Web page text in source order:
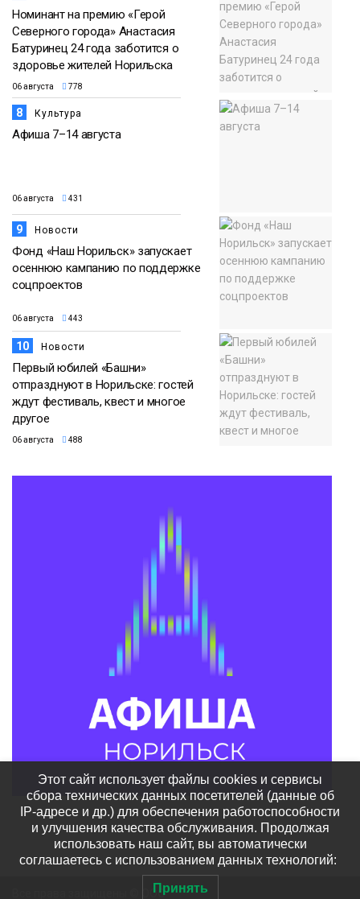
Номинант на премию «Герой
Северного города» Анастасия
Батуринец 24 года заботится о
здоровье жителей Норильска
06 августа 778
8 Культура
Афиша 7–14 августа
06 августа 431
9 Новости
Фонд «Наш Норильск» запускает
осеннюю кампанию по поддержке
соцпроектов
06 августа 443
10 Новости
Первый юбилей «Башни»
отпразднуют в Норильске: гостей
ждут фестиваль, квест и многое
другое
06 августа 488
Все права защищены © ООО
Этот сайт использует файлы cookies и сервисы
сбора технических данных посетителей (данные об
IP-адресе и др.) для обеспечения работоспособности
и улучшения качества обслуживания. Продолжая
использовать наш сайт, вы автоматически
соглашаетесь с использованием данных технологий:
Принять